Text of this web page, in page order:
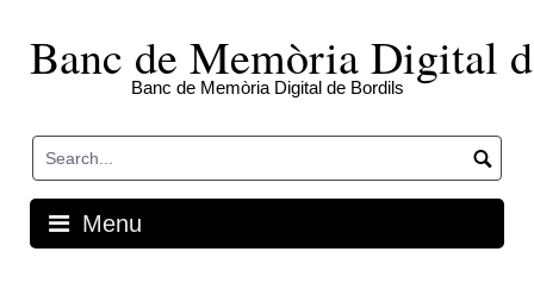
contentBanc de Memòria Digital
Banc de Memòria Digital de Bordils
Menu